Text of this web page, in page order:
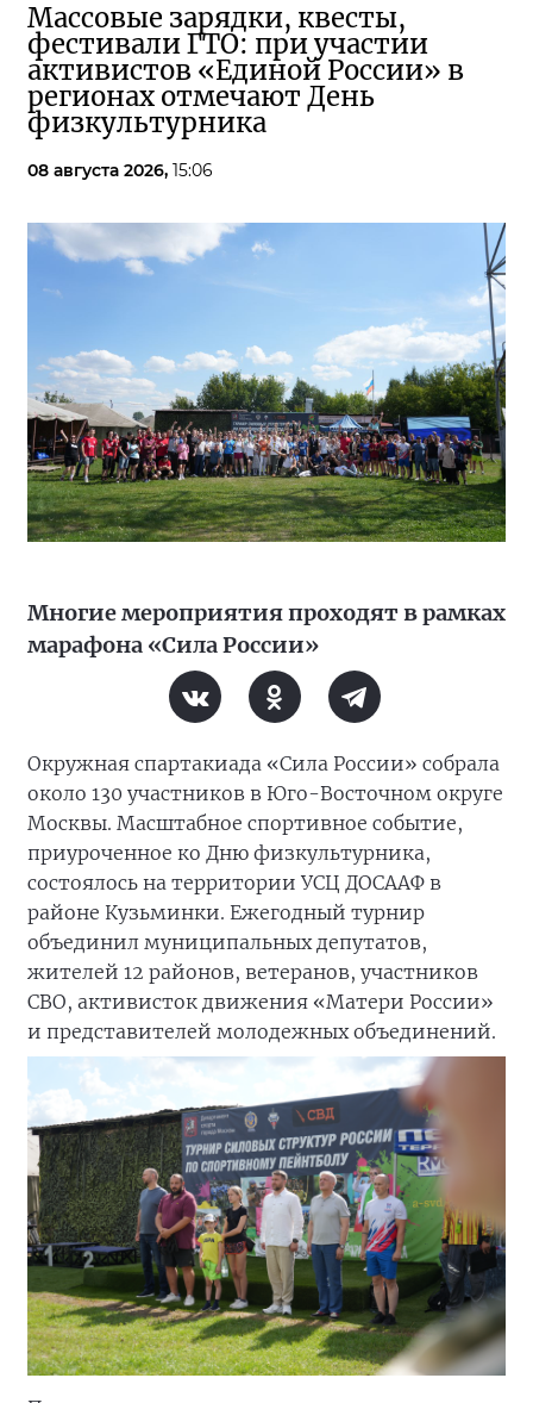
Массовые зарядки, квесты,
фестивали ГТО: при участии
активистов «Единой России» в
регионах отмечают День
физкультурника
08 августа 2026, 15:06
Многие мероприятия проходят в рамках
марафона «Сила России»
Окружная спартакиада «Сила России» собрала
около 130 участников в Юго-Восточном округе
Москвы. Масштабное спортивное событие,
приуроченное ко Дню физкультурника,
состоялось на территории УСЦ ДОСААФ в
районе Кузьминки. Ежегодный турнир
объединил муниципальных депутатов,
жителей 12 районов, ветеранов, участников
СВО, активисток движения «Матери России»
и представителей молодежных объединений.